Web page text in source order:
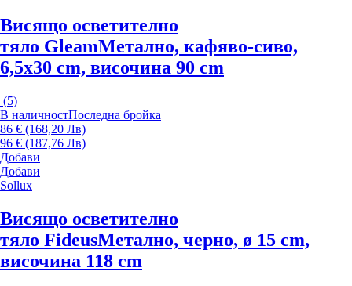
Висящо осветително
тяло GleamМетално, кафяво-сиво,
6,5x30 cm, височина 90 cm
(5)
В наличностПоследна бройка
86 € (168,20 Лв)
96 € (187,76 Лв)
Добави
Добави
Sollux
Висящо осветително
тяло FideusМетално, черно, ø 15 cm,
височина 118 cm